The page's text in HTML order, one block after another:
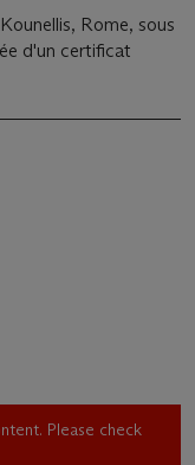
Rome, sous
d'un certificat
Please check